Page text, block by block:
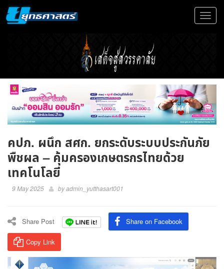
Toggle
คปภ. ผนึก สศก. ยกระดับระบบประกันภัย
พืชผล – คุ้มครองเกษตรกรไทยด้วย
เทคโนโลยี
9 May 2025 byadmin_yutthasart001
Share Post Share on Facebook
Copy Link